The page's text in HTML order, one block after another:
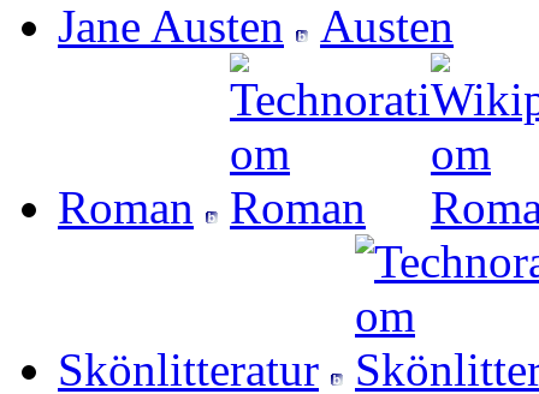
Jane Austen
Roman
Skönlitteratur